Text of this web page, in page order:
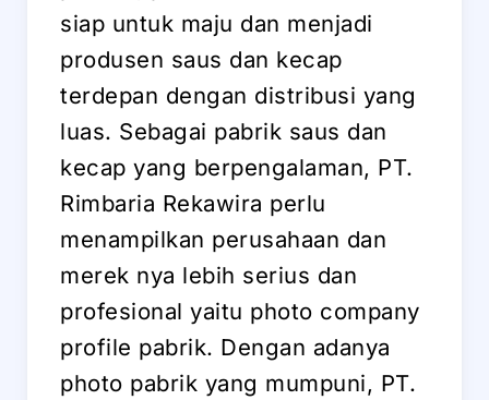
siap untuk maju dan menjadi
produsen saus dan kecap
terdepan dengan distribusi yang
luas. Sebagai pabrik saus dan
kecap yang berpengalaman, PT.
Rimbaria Rekawira perlu
menampilkan perusahaan dan
merek nya lebih serius dan
profesional yaitu photo company
profile pabrik. Dengan adanya
photo pabrik yang mumpuni, PT.